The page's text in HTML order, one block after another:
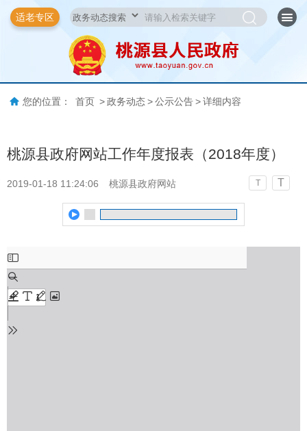
适老专区
您的位置： 首页 > 政务动态 > 公示公告 > 详细内容
桃源县政府网站工作年度报表（2018年度）
2019-01-18 11:24:06 桃源县政府网站 T T